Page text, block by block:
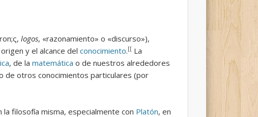
logos, «razonamiento» o «discurso»),
y el alcance del conocimiento.[[La
, de la matemática o de nuestros alrededores
de otros conocimientos particulares (por
filosofía misma, especialmente con Platón, en